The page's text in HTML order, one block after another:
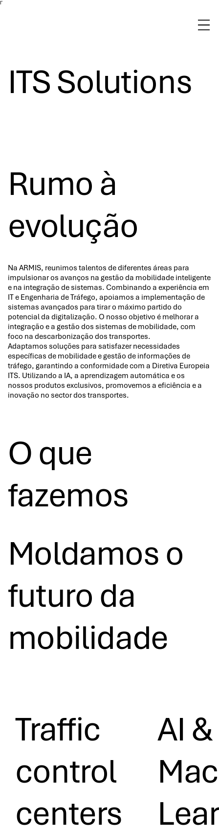
Γ
ITS Solutions
Rumo à
evolução
Na ARMIS, reunimos talentos de diferentes áreas para
impulsionar os avanços na gestão da mobilidade inteligente
e na integração de sistemas. Combinando a experiência em
IT e Engenharia de Tráfego, apoiamos a implementação de
sistemas avançados para tirar o máximo partido do
potencial da digitalização. O nosso objetivo é melhorar a
integração e a gestão dos sistemas de mobilidade, com
foco na descarbonização dos transportes.
Adaptamos soluções para satisfazer necessidades
específicas de mobilidade e gestão de informações de
tráfego, garantindo a conformidade com a Diretiva Europeia
ITS. Utilizando a IA, a aprendizagem automática e os
nossos produtos exclusivos, promovemos a eficiência e a
inovação no sector dos transportes.
O que
fazemos
Moldamos o
futuro da
mobilidade
Traffic
control
centers
AI &